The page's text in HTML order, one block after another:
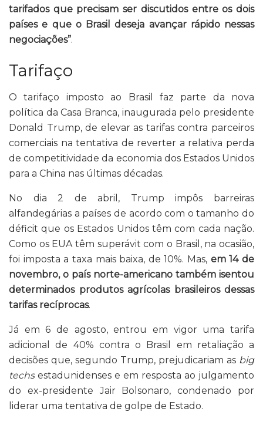
tarifados que precisam ser discutidos entre os dois
países e que o Brasil deseja avançar rápido nessas
negociações”.
Tarifaço
O tarifaço imposto ao Brasil faz parte da nova
política da Casa Branca, inaugurada pelo presidente
Donald Trump, de elevar as tarifas contra parceiros
comerciais na tentativa de reverter a relativa perda
de competitividade da economia dos Estados Unidos
para a China nas últimas décadas.
No dia 2 de abril, Trump impôs barreiras
alfandegárias a países de acordo com o tamanho do
déficit que os Estados Unidos têm com cada nação.
Como os EUA têm superávit com o Brasil, na ocasião,
foi imposta a taxa mais baixa, de 10%. Mas, em 14 de
novembro, o país norte-americano também isentou
determinados produtos agrícolas brasileiros dessas
tarifas recíprocas.
Já em 6 de agosto, entrou em vigor uma tarifa
adicional de 40% contra o Brasil em retaliação a
decisões que, segundo Trump, prejudicariam as big
techsestadunidenses e em resposta ao julgamento
do ex-presidente Jair Bolsonaro, condenado por
liderar uma tentativa de golpe de Estado.